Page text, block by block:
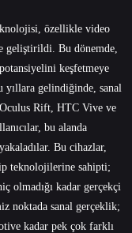
özellikle video
geliştirildi. Bu dönemde,
keşfetmeye
yıllara gelindiğinde, sanal
Rift, HTC Vive ve
bu alanda
Bu cihazlar,
teknolojilerine sahipti;
olmadığı kadar gerçekçi
noktada sanal gerçeklik;
kadar pek çok farklı